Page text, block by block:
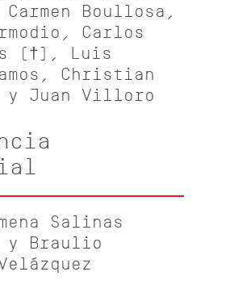
Boullosa,
Carlos
(†), Luis
Christian
y Juan Villoro
Salinas
y Braulio